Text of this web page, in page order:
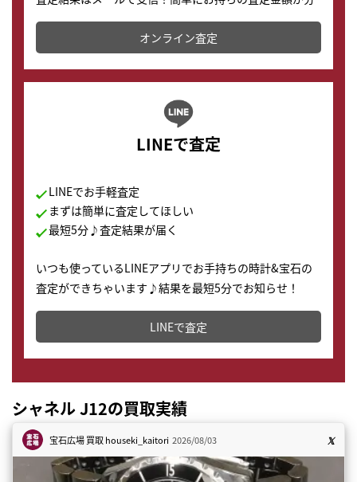
かります。
オンライン査定
LINEで査定
LINEでお手軽査定
まずは簡単に査定してほしい
最短5分♪査定結果が届く
いつも使っているLINEアプリでお手持ちの時計&宝石の
査定ができちゃいます♪結果を最短5分でお知らせ！
どこからでもすぐに査定金額を知ることが出来ます。
LINEで査定
シャネル J12の買取実績
宝石広場 買取houseki_kaitori 2026/08/03